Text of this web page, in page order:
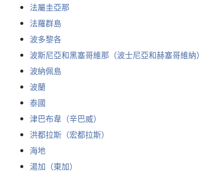
法屬圭亞那
法羅群島
波多黎各
波斯尼亞和黑塞哥維那（波士尼亞和赫塞哥維納）
波納佩島
波蘭
泰國
津巴布韋（辛巴威）
洪都拉斯（宏都拉斯）
海地
湯加（東加）